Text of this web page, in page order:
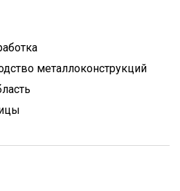
металлоконструкций